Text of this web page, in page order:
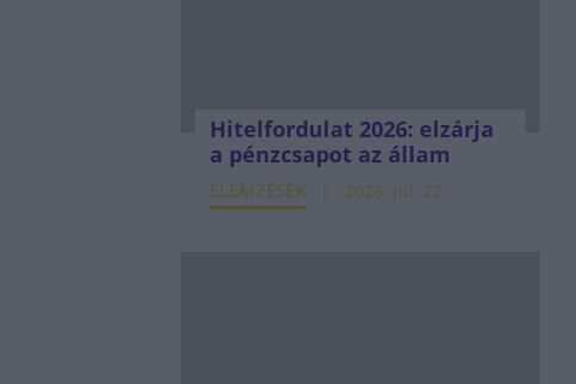
Hitelfordulat 2026: elzárja
a pénzcsapot az állam
ELEMZÉSEK 2026. júl. 22.